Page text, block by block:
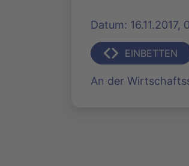
Datum:
EINBETTEN
An der